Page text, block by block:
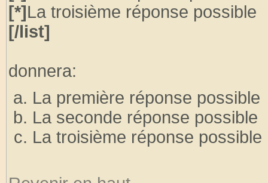
[*]La troisième réponse possible
[/list]
donnera:
La première réponse possible
La seconde réponse possible
La troisième réponse possible